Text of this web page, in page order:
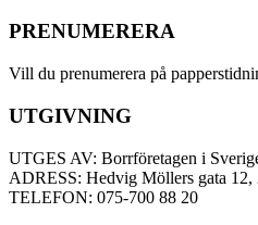
PRENUMERERA
Vill du prenumerera på
UTGIVNING
UTGES AV: Borrföretagen i
ADRESS: Hedvig Möllers gata 12,
TELEFON: 075-700 88 20